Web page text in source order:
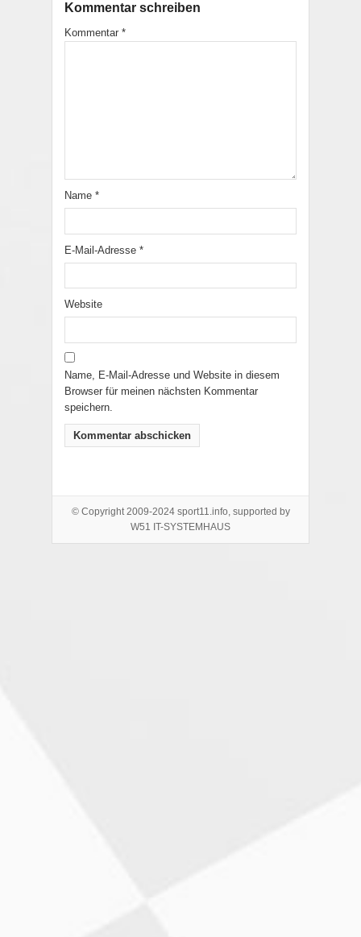
Kommentar schreiben
Kommentar *
Name *
E-Mail-Adresse *
Website
Name, E-Mail-Adresse und Website in diesem
Browser für meinen nächsten Kommentar
speichern.
© Copyright 2009-2024 sport11.info, supported by
W51 IT-SYSTEMHAUS